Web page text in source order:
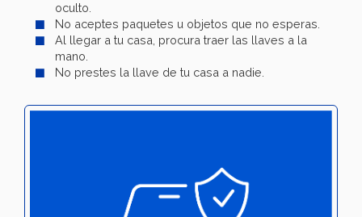
oculto.
No aceptes paquetes u objetos que no esperas.
Al llegar a tu casa, procura traer las llaves a la
mano.
No prestes la llave de tu casa a nadie.